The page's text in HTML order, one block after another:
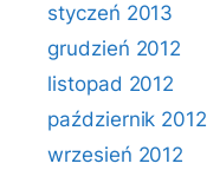
styczeń 2013
grudzień 2012
listopad 2012
październik 2012
wrzesień 2012